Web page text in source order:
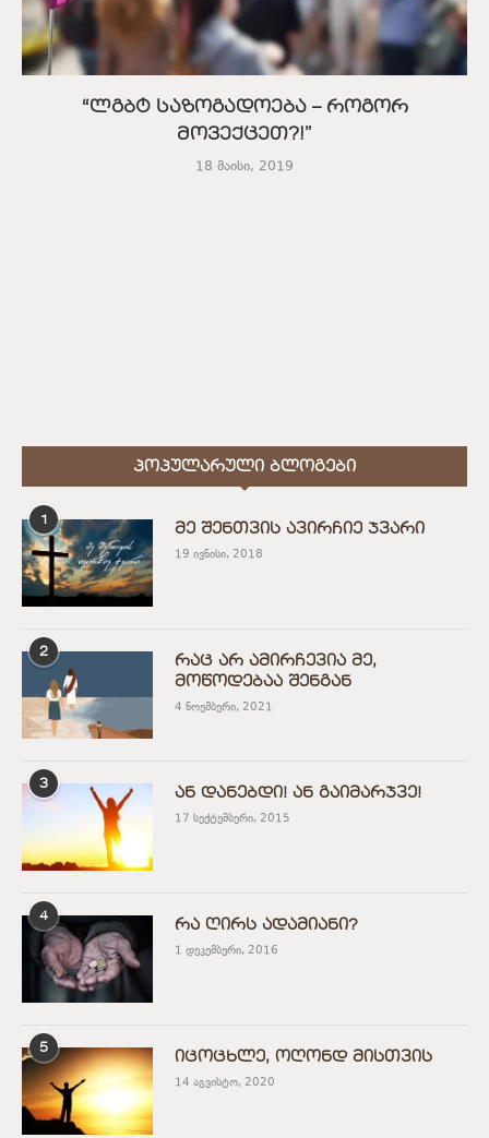
“ლგბტ საზოგადოება – როგორ
მოვექცეთ?!”
18 მაისი, 2019
ᲞᲝᲞᲣᲚᲐᲠᲣᲚᲘ ᲑᲚᲝᲒᲔᲑᲘ
1
მე შენთვის ავირჩიე ჯვარი
19 ივნისი, 2018
2
რაც არ ამირჩევია მე,
მოწოდებაა შენგან
4 ნოემბერი, 2021
3
ან დანებდი! ან გაიმარჯვე!
17 სექტემბერი, 2015
4
რა ღირს ადამიანი?
1 დეკემბერი, 2016
5
იცოცხლე, ოღონდ მისთვის
14 აგვისტო, 2020